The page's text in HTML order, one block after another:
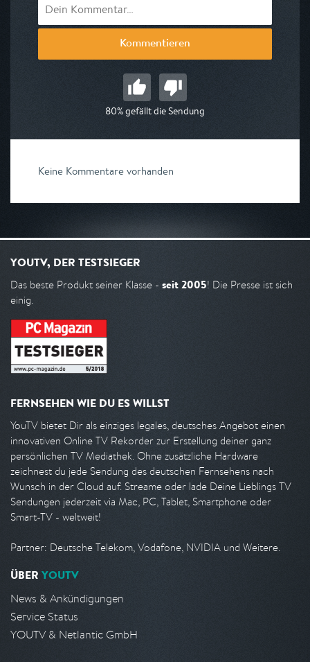
Kommentieren
80% gefällt die Sendung
Keine Kommentare vorhanden
YOUTV, DER TESTSIEGER
Das beste Produkt seiner Klasse - seit 2005! Die Presse ist sich
einig.
FERNSEHEN WIE DU ES WILLST
YouTV bietet Dir als einziges legales, deutsches Angebot einen
innovativen Online TV Rekorder zur Erstellung deiner ganz
persönlichen TV Mediathek. Ohne zusätzliche Hardware
zeichnest du jede Sendung des deutschen Fernsehens nach
Wunsch in der Cloud auf. Streame oder lade Deine Lieblings TV
Sendungen jederzeit via Mac, PC, Tablet, Smartphone oder
Smart-TV - weltweit!
Partner: Deutsche Telekom, Vodafone, NVIDIA und Weitere.
ÜBER YOUTV
News & Ankündigungen
Service Status
YOUTV & Netlantic GmbH